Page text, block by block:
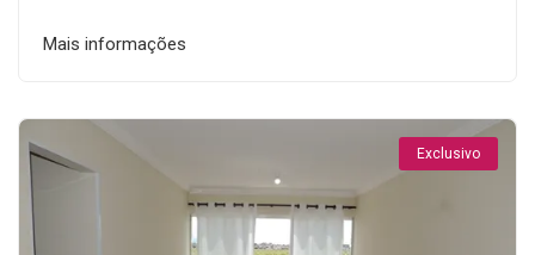
Mais informações
Exclusivo